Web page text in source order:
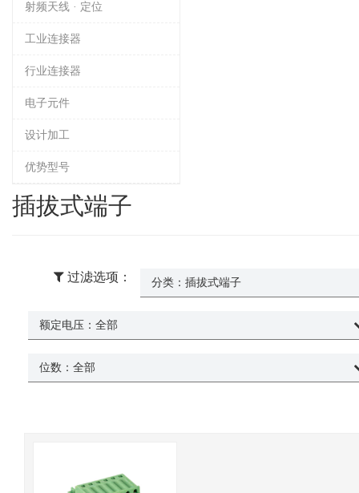
射频天线 · 定位
工业连接器
行业连接器
电子元件
设计加工
优势型号
插拔式端子
过滤选项： 分类： 插拔式端子
额定电压： 全部
位数： 全部